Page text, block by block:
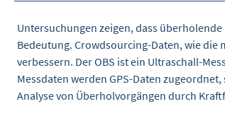
Untersuchungen zeigen, dass
Bedeutung. Crowdsourcing-Daten, wie die
verbessern. Der OBS ist ein Ultraschall-
Messdaten werden GPS-Daten
Analyse von Überholvorgängen durch